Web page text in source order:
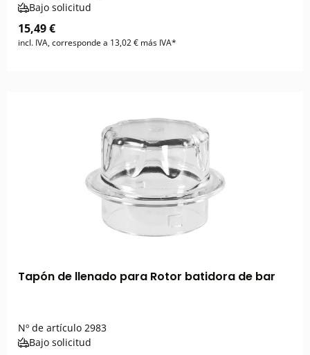
Bajo solicitud
15,49 €
incl. IVA, corresponde a 13,02 € más IVA*
Tapón de llenado para Rotor batidora de bar
Nº de artículo 2983
Bajo solicitud